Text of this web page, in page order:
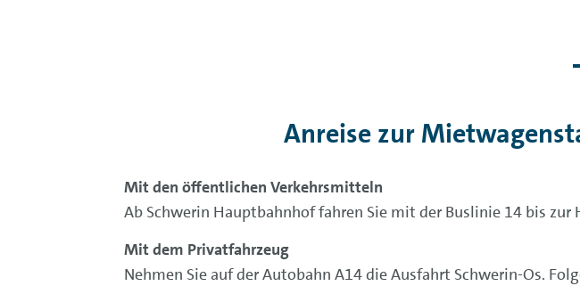
Anreise zur
Mit den öffentlichen Verkehrsmitteln
Ab Schwerin Hauptbahnhof fahren Sie mit der Buslinie 14 bis
Mit dem Privatfahrzeug
Nehmen Sie auf der Autobahn A14 die Ausfahrt Schwerin-Os.